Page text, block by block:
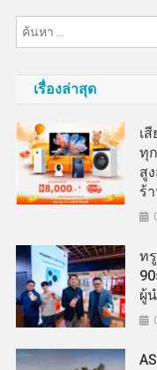
เรื่องล่าสุด
เ
ทุ
สู
ร้
ท
ผู้